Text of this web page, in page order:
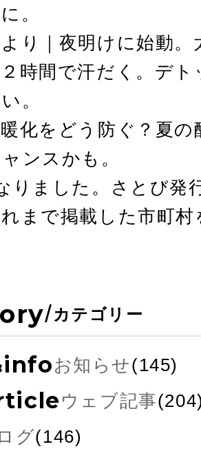
。
り｜夜明けに始動
時間で汗だく。デ
。
化をどう防ぐ？夏
ンスかも。
りました。さとび発
まで掲載した市町
/カテゴリー
お知らせ(145)
ウェブ記事
グ(146)